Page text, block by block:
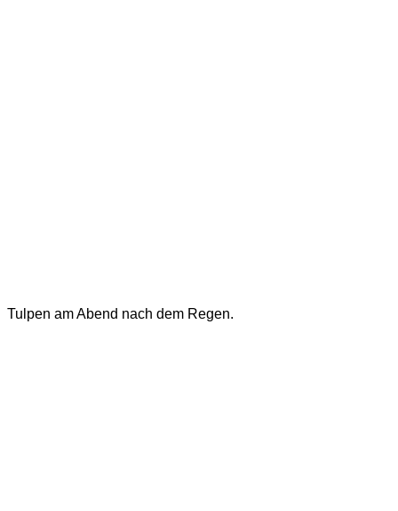
Tulpen am Abend nach dem Regen.